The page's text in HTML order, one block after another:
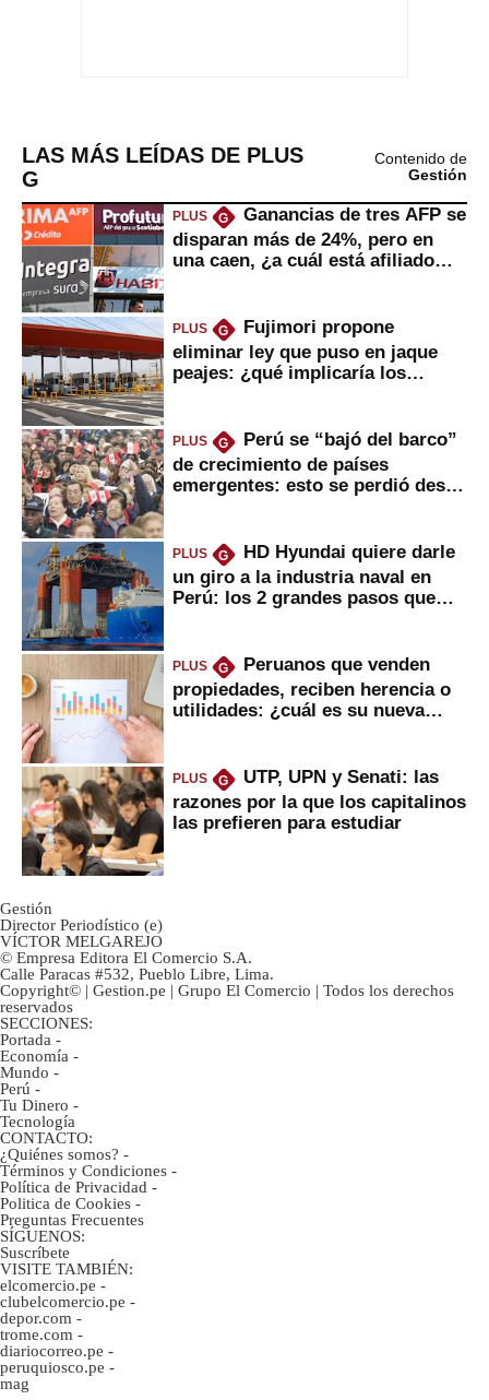
LAS MÁS LEÍDAS DE PLUS
G
Contenido de
Gestión
PLUS G
Ganancias de tres AFP se
disparan más de 24%, pero en
una caen, ¿a cuál está afiliado
PLUS G
Fujimori propone
eliminar ley que puso en jaque
peajes: ¿qué implicaría los
PLUS G
Perú se “bajó del barco”
de crecimiento de países
emergentes: esto se perdió desde
PLUS G
HD Hyundai quiere darle
un giro a la industria naval en
Perú: los 2 grandes pasos que
PLUS G
Peruanos que venden
propiedades, reciben herencia o
utilidades: ¿cuál es su nueva
PLUS G
UTP, UPN y Senati: las
razones por la que los capitalinos
las prefieren para estudiar
Gestión
Director Periodístico (e)
VÍCTOR MELGAREJO
© Empresa Editora El Comercio S.A.
Calle Paracas #532, Pueblo Libre, Lima.
Copyright© | Gestion.pe | Grupo El Comercio | Todos los derechos
reservados
SECCIONES:
Portada -
Economía -
Mundo -
Perú -
Tu Dinero -
Tecnología
CONTACTO:
¿Quiénes somos? -
Términos y Condiciones -
Política de Privacidad -
Politica de Cookies -
Preguntas Frecuentes
SÍGUENOS:
Suscríbete
VISITE TAMBIÉN:
elcomercio.pe -
clubelcomercio.pe -
depor.com -
trome.com -
diariocorreo.pe -
peruquiosco.pe -
mag